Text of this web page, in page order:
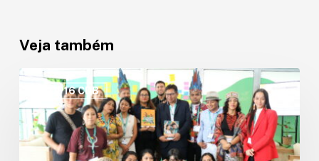
Veja também
COP16 CDB
A
e
jovens
indígenas